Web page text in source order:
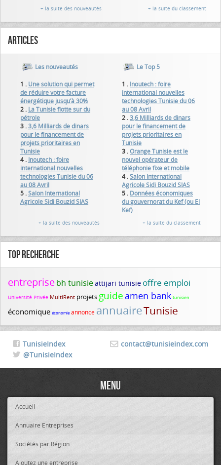
+ la suite des nouveautés + la suite du classement
Articles
Les nouveautés
1 . Une solution qui permet
de réduire votre facture
énergétique jusqu’à 30%
2 . La Tunisie flotte sur du
pétrole
3 .3,6 Milliards de dinars
pour le financement de
projets prioritaires en
Tunisie
4 . Inoutech : foire
international nouvelles
technologies Tunisie du 06
au 08 Avril
5 .Salon International
Agricole Sidi Bouzid SIAS
Le Top 5
1 . Inoutech : foire
international nouvelles
technologies Tunisie du 06
au 08 Avril
2 .3,6 Milliards de dinars
pour le financement de
projets prioritaires en
Tunisie
3 .Orange Tunisie est le
nouvel opérateur de
téléphonie fixe et mobile
4 .Salon International
Agricole Sidi Bouzid SIAS
5 . Données économiques
du gouvernorat du Kef (ou El
Kef)
+ la suite des nouveautés + la suite du classement
Top recherche
entreprisebh tunisieattijari tunisie offre emploi
Université Privée MultiRent projets guideamen bank tunisien
économique économie annonce annuaireTunisie
contact@tunisieindex.com
TunisieIndex
@TunisieIndex
Menu
Accueil
Annuaire Entreprises
Sociétés par Région
Ajoutez une entreprise